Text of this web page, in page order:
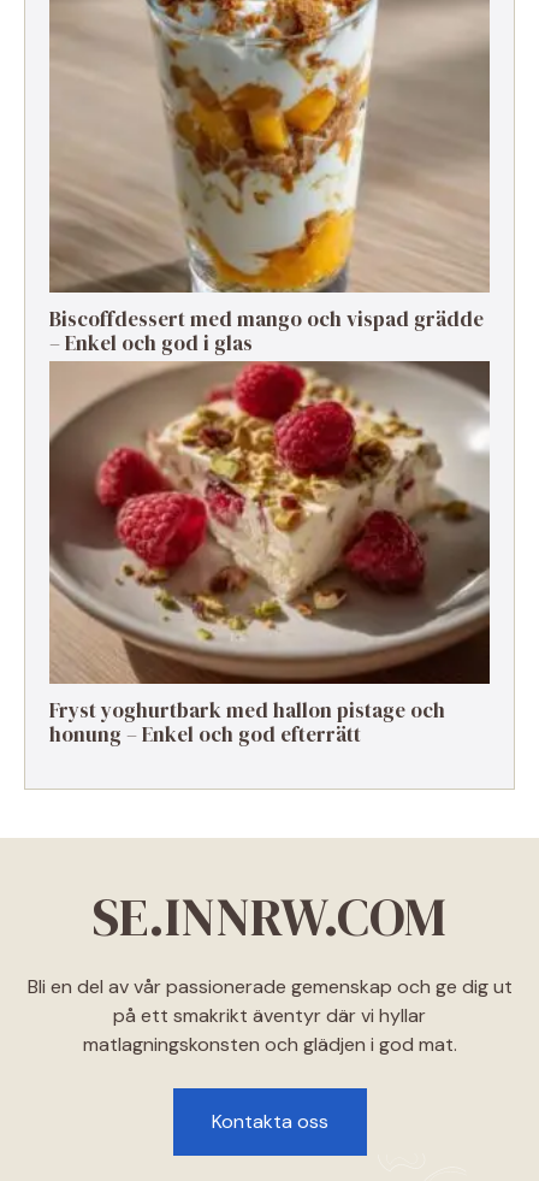
Biscoffdessert med mango och vispad grädde
– Enkel och god i glas
Fryst yoghurtbark med hallon pistage och
honung – Enkel och god efterrätt
SE.INNRW.COM
Bli en del av vår passionerade gemenskap och ge dig ut
på ett smakrikt äventyr där vi hyllar
matlagningskonsten och glädjen i god mat.
Kontakta oss